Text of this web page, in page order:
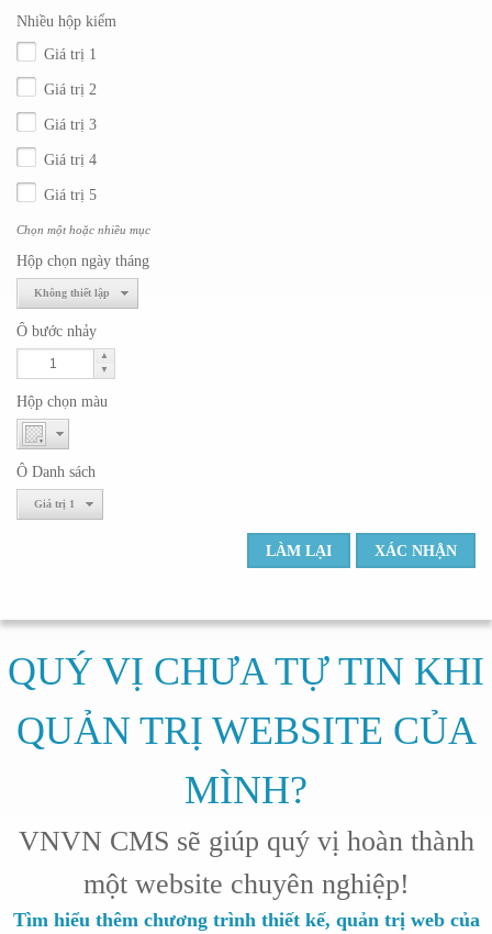
Nhiều hộp kiểm
Giá trị 1
Giá trị 2
Giá trị 3
Giá trị 4
Giá trị 5
Chọn một hoặc nhiều mục
Hộp chọn ngày tháng
Không thiết lập
Ô bước nhảy
▲
▼
Hộp chọn màu
Ô Danh sách
Giá trị 1
QUÝ VỊ CHƯA TỰ TIN KHI
QUẢN TRỊ WEBSITE CỦA
MÌNH?
VNVN CMS sẽ giúp quý vị hoàn thành
một website chuyên nghiệp!
Tìm hiểu thêm chương trình thiết kế, quản trị web của